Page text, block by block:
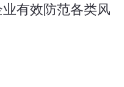
有效防范各类风